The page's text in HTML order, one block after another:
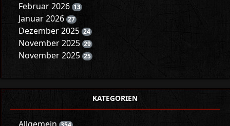
Februar 2026 13
Januar 2026 27
Dezember 2025 24
November 2025 29
November 2025 25
KATEGORIEN